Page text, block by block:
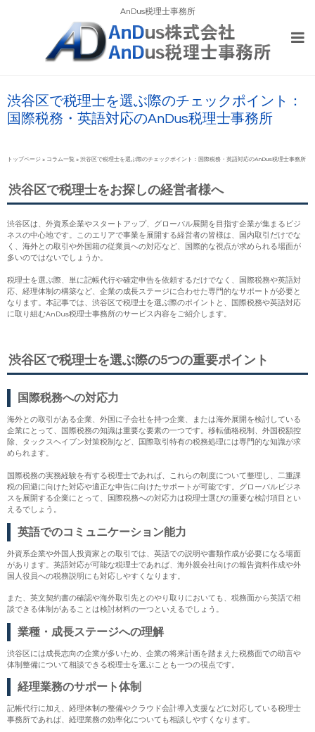
AnDus税理士事務所
渋谷区で税理士を選ぶ際のチェックポイント：
国際税務・英語対応のAnDus税理士事務所
トップページ » コラム一覧 » 渋谷区で税理士を選ぶ際のチェックポイント：国際税務・英語対応のAnDus税理士事務所
渋谷区で税理士をお探しの経営者様へ
渋谷区は、外資系企業やスタートアップ、グローバル展開を目指す企業が集まるビジ
ネスの中心地です。このエリアで事業を展開する経営者の皆様は、国内取引だけでな
く、海外との取引や外国籍の従業員への対応など、国際的な視点が求められる場面が
多いのではないでしょうか。
税理士を選ぶ際、単に記帳代行や確定申告を依頼するだけでなく、国際税務や英語対
応、経理体制の構築など、企業の成長ステージに合わせた専門的なサポートが必要と
なります。本記事では、渋谷区で税理士を選ぶ際のポイントと、国際税務や英語対応
に取り組むAnDus税理士事務所のサービス内容をご紹介します。
渋谷区で税理士を選ぶ際の5つの重要ポイント
国際税務への対応力
海外との取引がある企業、外国に子会社を持つ企業、または海外展開を検討している
企業にとって、国際税務の知識は重要な要素の一つです。移転価格税制、外国税額控
除、タックスヘイブン対策税制など、国際取引特有の税務処理には専門的な知識が求
められます。
国際税務の実務経験を有する税理士であれば、これらの制度について整理し、二重課
税の回避に向けた対応や適正な申告に向けたサポートが可能です。グローバルビジネ
スを展開する企業にとって、国際税務への対応力は税理士選びの重要な検討項目とい
えるでしょう。
英語でのコミュニケーション能力
外資系企業や外国人投資家との取引では、英語での説明や書類作成が必要になる場面
があります。英語対応が可能な税理士であれば、海外親会社向けの報告資料作成や外
国人役員への税務説明にも対応しやすくなります。
また、英文契約書の確認や海外取引先とのやり取りにおいても、税務面から英語で相
談できる体制があることは検討材料の一つといえるでしょう。
業種・成長ステージへの理解
渋谷区には成長志向の企業が多いため、企業の将来計画を踏まえた税務面での助言や
体制整備について相談できる税理士を選ぶことも一つの視点です。
経理業務のサポート体制
記帳代行に加え、経理体制の整備やクラウド会計導入支援などに対応している税理士
事務所であれば、経理業務の効率化についても相談しやすくなります。